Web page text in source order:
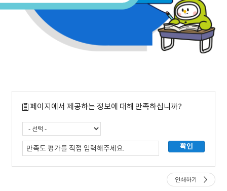
페이지에서 제공하는 정보에 대해 만족하십니까?
인쇄하기